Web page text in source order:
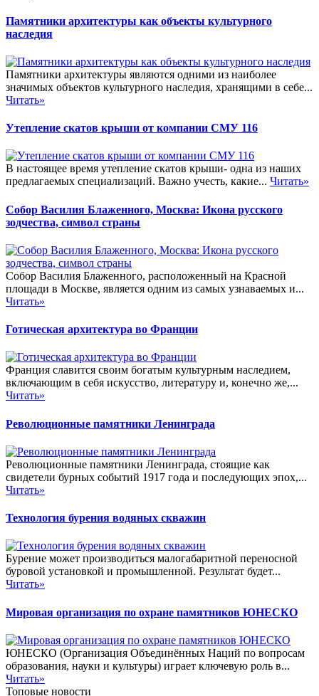
Памятники архитектуры как объекты культурного
наследия
Памятники архитектуры являются одними из наиболее
значимых объектов культурного наследия, хранящими в себе...
Читать»
Утепление скатов крыши от компании СМУ 116
В настоящее время утепление скатов крыши- одна из наших
предлагаемых специализаций. Важно учесть, какие... Читать»
Собор Василия Блаженного, Москва: Икона русского
зодчества, символ страны
Собор Василия Блаженного, расположенный на Красной
площади в Москве, является одним из самых узнаваемых и...
Читать»
Готическая архитектура во Франции
Франция славится своим богатым культурным наследием,
включающим в себя искусство, литературу и, конечно же,...
Читать»
Революционные памятники Ленинграда
Революционные памятники Ленинграда, стоящие как
свидетели бурных событий 1917 года и последующих эпох,...
Читать»
Технология бурения водяных скважин
Бурение может производиться малогабаритной переносной
буровой установкой и промышленной. Результат будет...
Читать»
Мировая организация по охране памятников ЮНЕСКО
ЮНЕСКО (Организация Объединённых Наций по вопросам
образования, науки и культуры) играет ключевую роль в...
Читать»
Топовые новости